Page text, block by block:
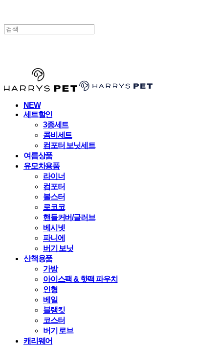
NEW
세트할인
3종세트
콤비세트
컴포터 보닛세트
여름상품
유모차용품
라이너
컴포터
볼스터
로코코
핸들커버/글러브
베시넷
파니에
버기 보닛
산책용품
가방
아이스팩 & 핫팩 파우치
인형
베일
블랭킷
코스터
버기 로브
캐리웨어